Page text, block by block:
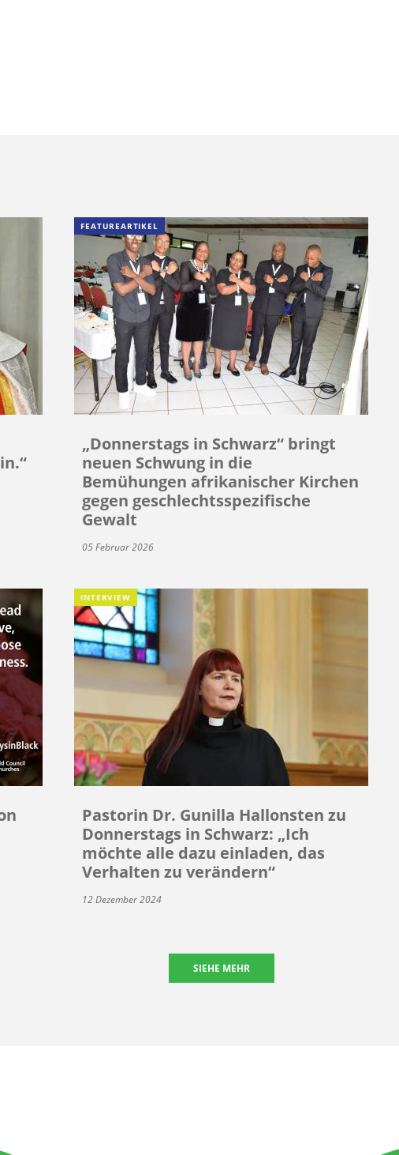
FEATUREARTIKEL
„Donnerstags in Schwarz“ bringt
neuen Schwung in die
Bemühungen afrikanischer Kirchen
gegen geschlechtsspezifische
Gewalt
05 Februar 2026
INTERVIEW
Pastorin Dr. Gunilla Hallonsten zu
Donnerstags in Schwarz: „Ich
möchte alle dazu einladen, das
Verhalten zu verändern“
12 Dezember 2024
SIEHE MEHR